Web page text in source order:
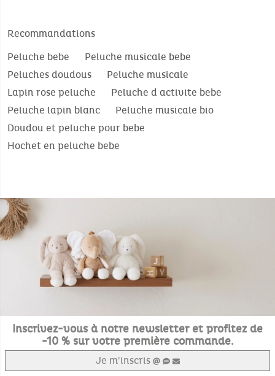
Recommandations
Peluche bebe
Peluche musicale bebe
Peluches doudous
Peluche musicale
Lapin rose peluche
Peluche d activite bebe
Peluche lapin blanc
Peluche musicale bio
Doudou et peluche pour bebe
Hochet en peluche bebe
Inscrivez-vous à notre newsletter et profitez de
-10 % sur votre première commande.
Je m'inscris